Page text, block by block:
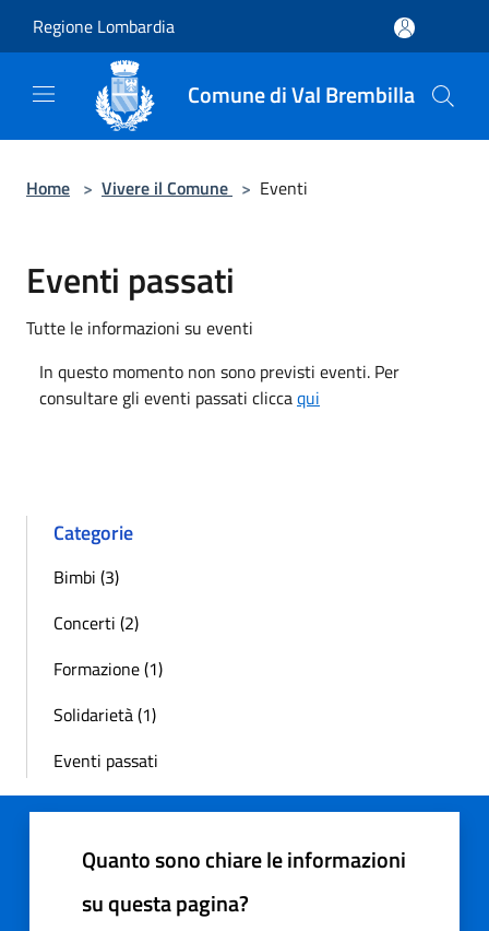
Regione Lombardia
Comune di Val Brembilla
Home > Vivere il Comune > Eventi
Eventi passati
Tutte le informazioni su eventi
In questo momento non sono previsti eventi. Per
consultare gli eventi passati cliccaqui
Categorie
Bimbi (3)
Concerti (2)
Formazione (1)
Solidarietà (1)
Eventi passati
Quanto sono chiare le informazioni
su questa pagina?